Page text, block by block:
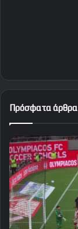
Πρόσφατα άρθρα